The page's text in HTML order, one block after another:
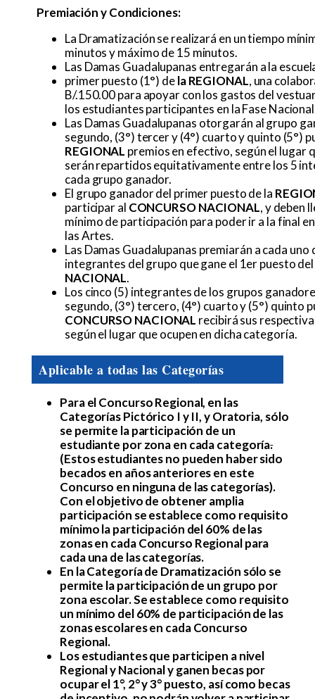
Premiación y Condiciones:
La Dramatización se realizará en un tiempo
minutos y máximo de 15 minutos.
Las Damas Guadalupanas entregarán a la
primer puesto (1°) dela REGIONAL, una
B/.150.00 para apoyar con los gastos del
los estudiantes participantes en la Fase
Las Damas Guadalupanas otorgarán al grupo
segundo, (3°) tercer y (4°) cuarto y quinto (5°)
REGIONAL premios en efectivo, según el lugar
serán repartidos equitativamente entre los 5
cada grupo ganador.
El grupo ganador del primer puesto de la
participar al CONCURSO NACIONAL, y deben
mínimo de participación para poder ir a la final
las Artes.
Las Damas Guadalupanas premiarán a cada uno
integrantes del grupo que gane el 1er puesto
NACIONAL.
Los cinco (5) integrantes de los grupos
segundo, (3°) tercero, (4°) cuarto y (5°) quinto
CONCURSO NACIONAL recibirá sus
según el lugar que ocupen en dicha categoría.
Aplicable a todas las Categorías
Para el Concurso Regional, en las
Categorías Pictórico I y II, y Oratoria, sólo
se permite la participación de un
estudiante por zona en cada categoría.
(Estos estudiantes no pueden haber sido
becados en años anteriores en este
Concurso en ninguna de las categorías).
Con el objetivo de obtener amplia
participación se establece como requisito
mínimo la participación del 60% de las
zonas en cada Concurso Regional para
cada una de las categorías.
En la Categoría de Dramatización sólo se
permite la participación de un grupo por
zona escolar. Se establece como requisito
un mínimo del 60% de participación de las
zonas escolares en cada Concurso
Regional.
Los estudiantes que participen a nivel
Regional y Nacional y ganen becas por
ocupar el 1°, 2° y 3° puesto, así como becas